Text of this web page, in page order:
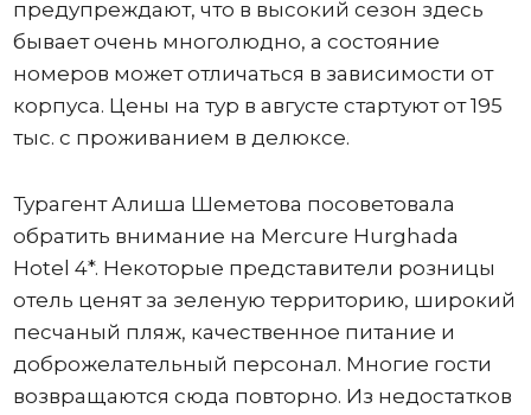
предупреждают, что в высокий сезон здесь
бывает очень многолюдно, а состояние
номеров может отличаться в зависимости от
корпуса. Цены на тур в августе стартуют от 195
тыс. с проживанием в делюксе.
Турагент Алиша Шеметова посоветовала
обратить внимание на Mercure Hurghada
Hotel 4*. Некоторые представители розницы
отель ценят за зеленую территорию, широкий
песчаный пляж, качественное питание и
доброжелательный персонал. Многие гости
возвращаются сюда повторно. Из недостатков